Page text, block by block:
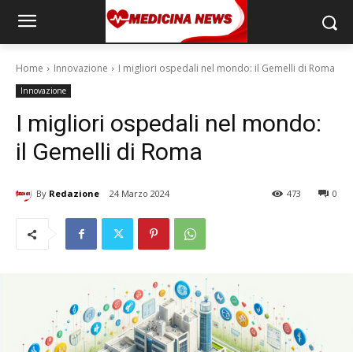
Home Innovazione I migliori ospedali nel mondo: il Gemelli di Roma
Innovazione
I migliori ospedali nel mondo:
il Gemelli di Roma
By Redazione 24 Marzo 2024 0
473